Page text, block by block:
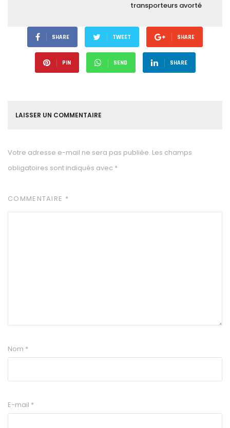
transporteurs avorté
SHARE TWEET SHARE
PIN SEND SHARE
LAISSER UN COMMENTAIRE
Votre adresse e-mail ne sera pas publiée. Les champs
obligatoires sont indiqués avec *
COMMENTAIRE *
Nom *
E-mail *